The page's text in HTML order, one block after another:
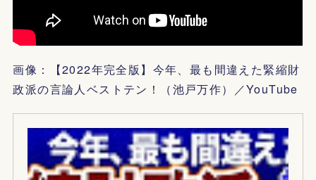
画像：【2022年完全版】今年、最も間違えた緊縮財
政派の言論人ベストテン！（池戸万作）／YouTube